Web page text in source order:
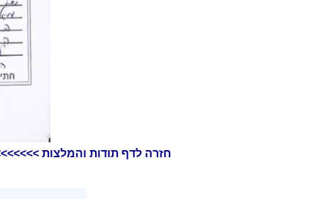
חזרה לדף תודות והמלצות